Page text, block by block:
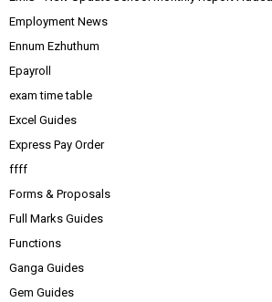
Employment News
Ennum Ezhuthum
Epayroll
exam time table
Excel Guides
Express Pay Order
ffff
Forms & Proposals
Full Marks Guides
Functions
Ganga Guides
Gem Guides